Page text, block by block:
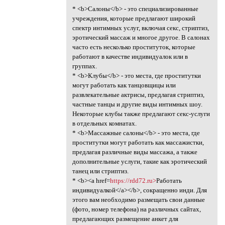
* <b>Салоны</b> - это специализированные
учреждения, которые предлагают широкий
спектр интимных услуг, включая секс, стриптиз,
эротический массаж и многое другое. В салонах
часто есть несколько проституток, которые
работают в качестве индивидуалок или в
группах.
* <b>Клубы</b> - это места, где проститутки
могут работать как танцовщицы или
развлекательные актрисы, предлагая стриптиз,
частные танцы и другие виды интимных шоу.
Некоторые клубы также предлагают секс-услуги
в отдельных комнатах.
* <b>Массажные салоны</b> - это места, где
проститутки могут работать как массажистки,
предлагая различные виды массажа, а также
дополнительные услуги, такие как эротический
танец или стриптиз.
* <b><a href=https://rdd72.ru>Работать
индивидуалкой</a></b>, сокращенно инди. Для
этого вам необходимо размещать свои данные
(фото, номер телефона) на различных сайтах,
предлагающих размещение анкет для